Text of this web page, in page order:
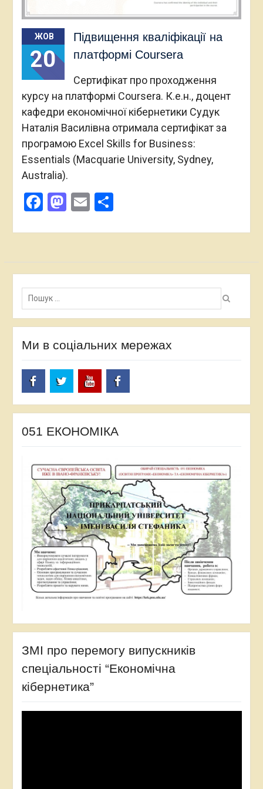
ЖОВ
20
Підвищення кваліфікації на
платформі Coursera
Сертифікат про проходження
курсу на платформі Coursera. К.е.н., доцент
кафедри економічної кібернетики Судук
Наталія Василівна отримала сертифікат за
програмою Excel Skills for Business:
Essentials (Macquarie University, Sydney,
Australia).
Facebook
Mastodon
EmailПоділитися
Пошук:
Ми в соціальних мережах
051 ЕКОНОМІКА
ЗМІ про перемогу випускників
спеціальності “Економічна
кібернетика”